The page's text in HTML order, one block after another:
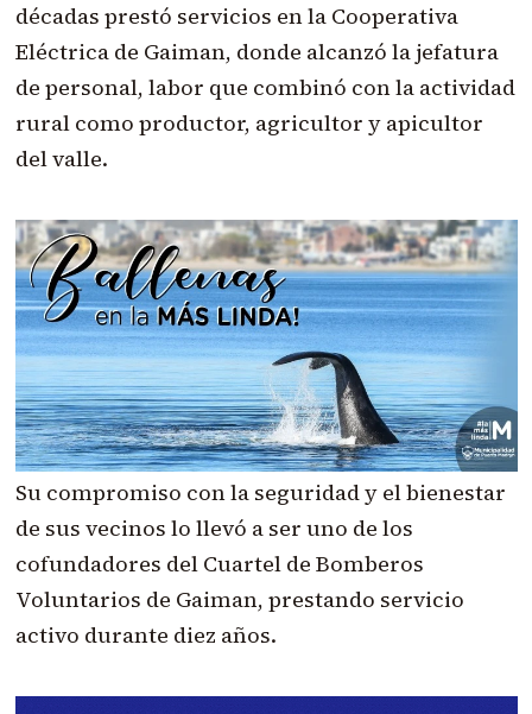
décadas prestó servicios en la Cooperativa
Eléctrica de Gaiman, donde alcanzó la jefatura
de personal, labor que combinó con la actividad
rural como productor, agricultor y apicultor
del valle.
Su compromiso con la seguridad y el bienestar
de sus vecinos lo llevó a ser uno de los
cofundadores del Cuartel de Bomberos
Voluntarios de Gaiman, prestando servicio
activo durante diez años.